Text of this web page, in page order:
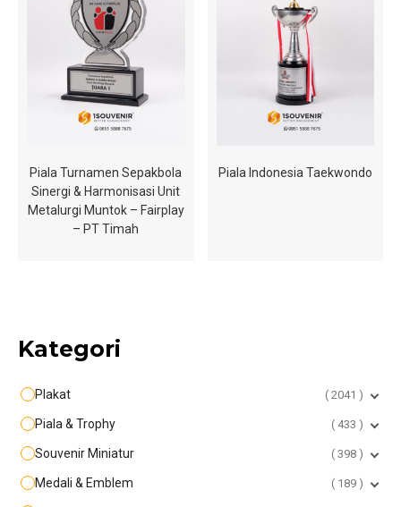
Piala Turnamen Sepakbola
Sinergi & Harmonisasi Unit
Metalurgi Muntok – Fairplay
– PT Timah
Piala Indonesia Taekwondo
Kategori
Plakat 2041
Piala & Trophy 433
Souvenir Miniatur 398
Medali & Emblem 189